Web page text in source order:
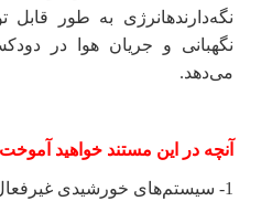
نگه‌دارندهانرژی به طور قابل
نگهبانی و جریان هوا در
می‌دهد.
آنچه در این مستند خواهید
1- سیستم‌های خورشیدی غیرفعال